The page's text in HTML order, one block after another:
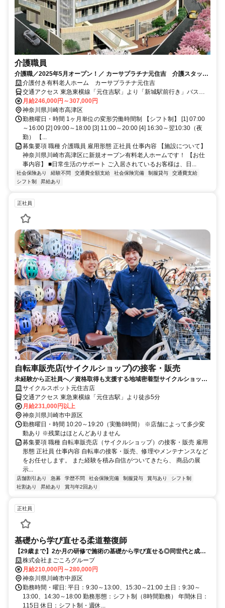
介護職員
介護職／2025年5月オープン！／ カーサプラチナ元住吉 介護スタッフ
大募集！
介護付き有料老人ホーム カーサプラチナ元住吉
交通アクセス 東急東横線「元住吉駅」より「新城駅前行き」バスで
約5分 「井田営業所前」バス停下車徒歩3分 自転車、バイク、車通勤
も可能です 車通勤希望の方は事前にご相談ください
月給246,000円～307,000円
神奈川県川崎市高津区
勤務曜日・時間 1ヶ月単位の変形労働時間制 【シフト制】 [1] 07:00
～16:00 [2] 09:00～18:00 [3] 11:00～20:00 [4] 16:30～翌10:30（夜
勤） 【...
募集要項 職種 介護職員 雇用形態 正社員 仕事内容 【施設について】
神奈川県川崎市高津区に新規オープン有料老人ホームです！ 【お仕
事内容】 ■日常生活のサポート ご入居されているお客様は、日...
社会保険あり 経験不問 交通費全額支給 社会保険完備 制服貸与
交通費支給
シフト制
昇給あり
正社員
自転車販売店(サイクルショップ)の接客・販売
未経験から正社員へ／資格取得も支援する地域密着型サイクルショップ
／販売ノルマ無し／残業ほぼなし
サイクルスポット元住吉店
交通アクセス 東急東横線「元住吉駅」より徒歩5分
月給231,000円以上
神奈川県川崎市中原区
勤務曜日・時間 10:20～19:20（実働8時間） ※店舗によって多少変
動あり ※残業はほとんどありません
募集要項 職種 自転車販売店（サイクルショップ）の接客・販売 雇用
形態 正社員 仕事内容 自転車の接客・販売、修理やメンテナンスなど
をお任せします。 また経験を積み自信がついてきたら、 商品の展
示...
店舗割引あり 急募 学歴不問 社会保険完備 制服貸与 賞与あり
シフト制
社割あり
昇給あり 賞与年2回あり
正社員
基礎から学び直せる柔道整復師
【29歳まで】2か月の研修で施術の基礎から学び直せる◎同世代と成長×
住宅手当・引越し支援あり
株式会社まごころグループ
月給210,000円～280,000円
神奈川県川崎市中原区
勤務時間・曜日: 平日：9:30～13:00、15:30～21:00 土日：9:30～
13:00、14:30～18:00 勤務形態：シフト制（8時間勤務） 年間休日：
115日 休日：シフト制・週休...